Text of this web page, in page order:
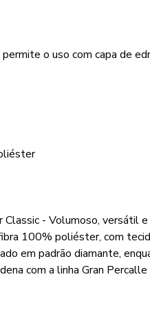
o uso com capa de
- Volumoso, versátil
100% poliéster, com
em padrão diamante,
com a linha Gran